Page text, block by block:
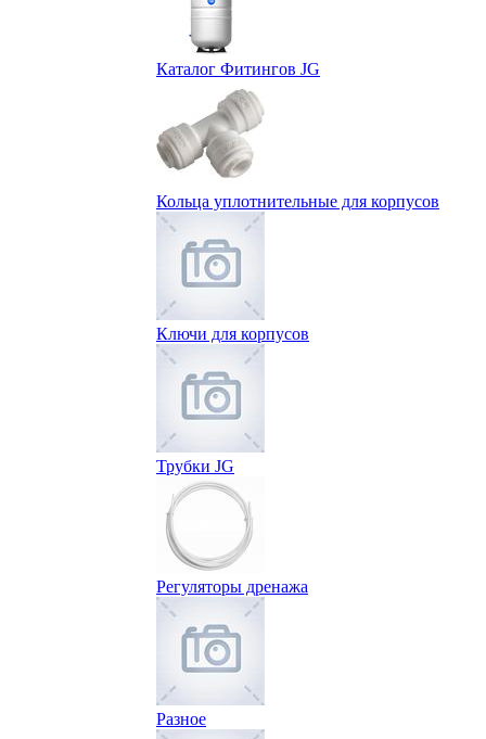
Каталог Фитингов JG
Кольца уплотнительные для корпусов
Ключи для корпусов
Трубки JG
Регуляторы дренажа
Разное